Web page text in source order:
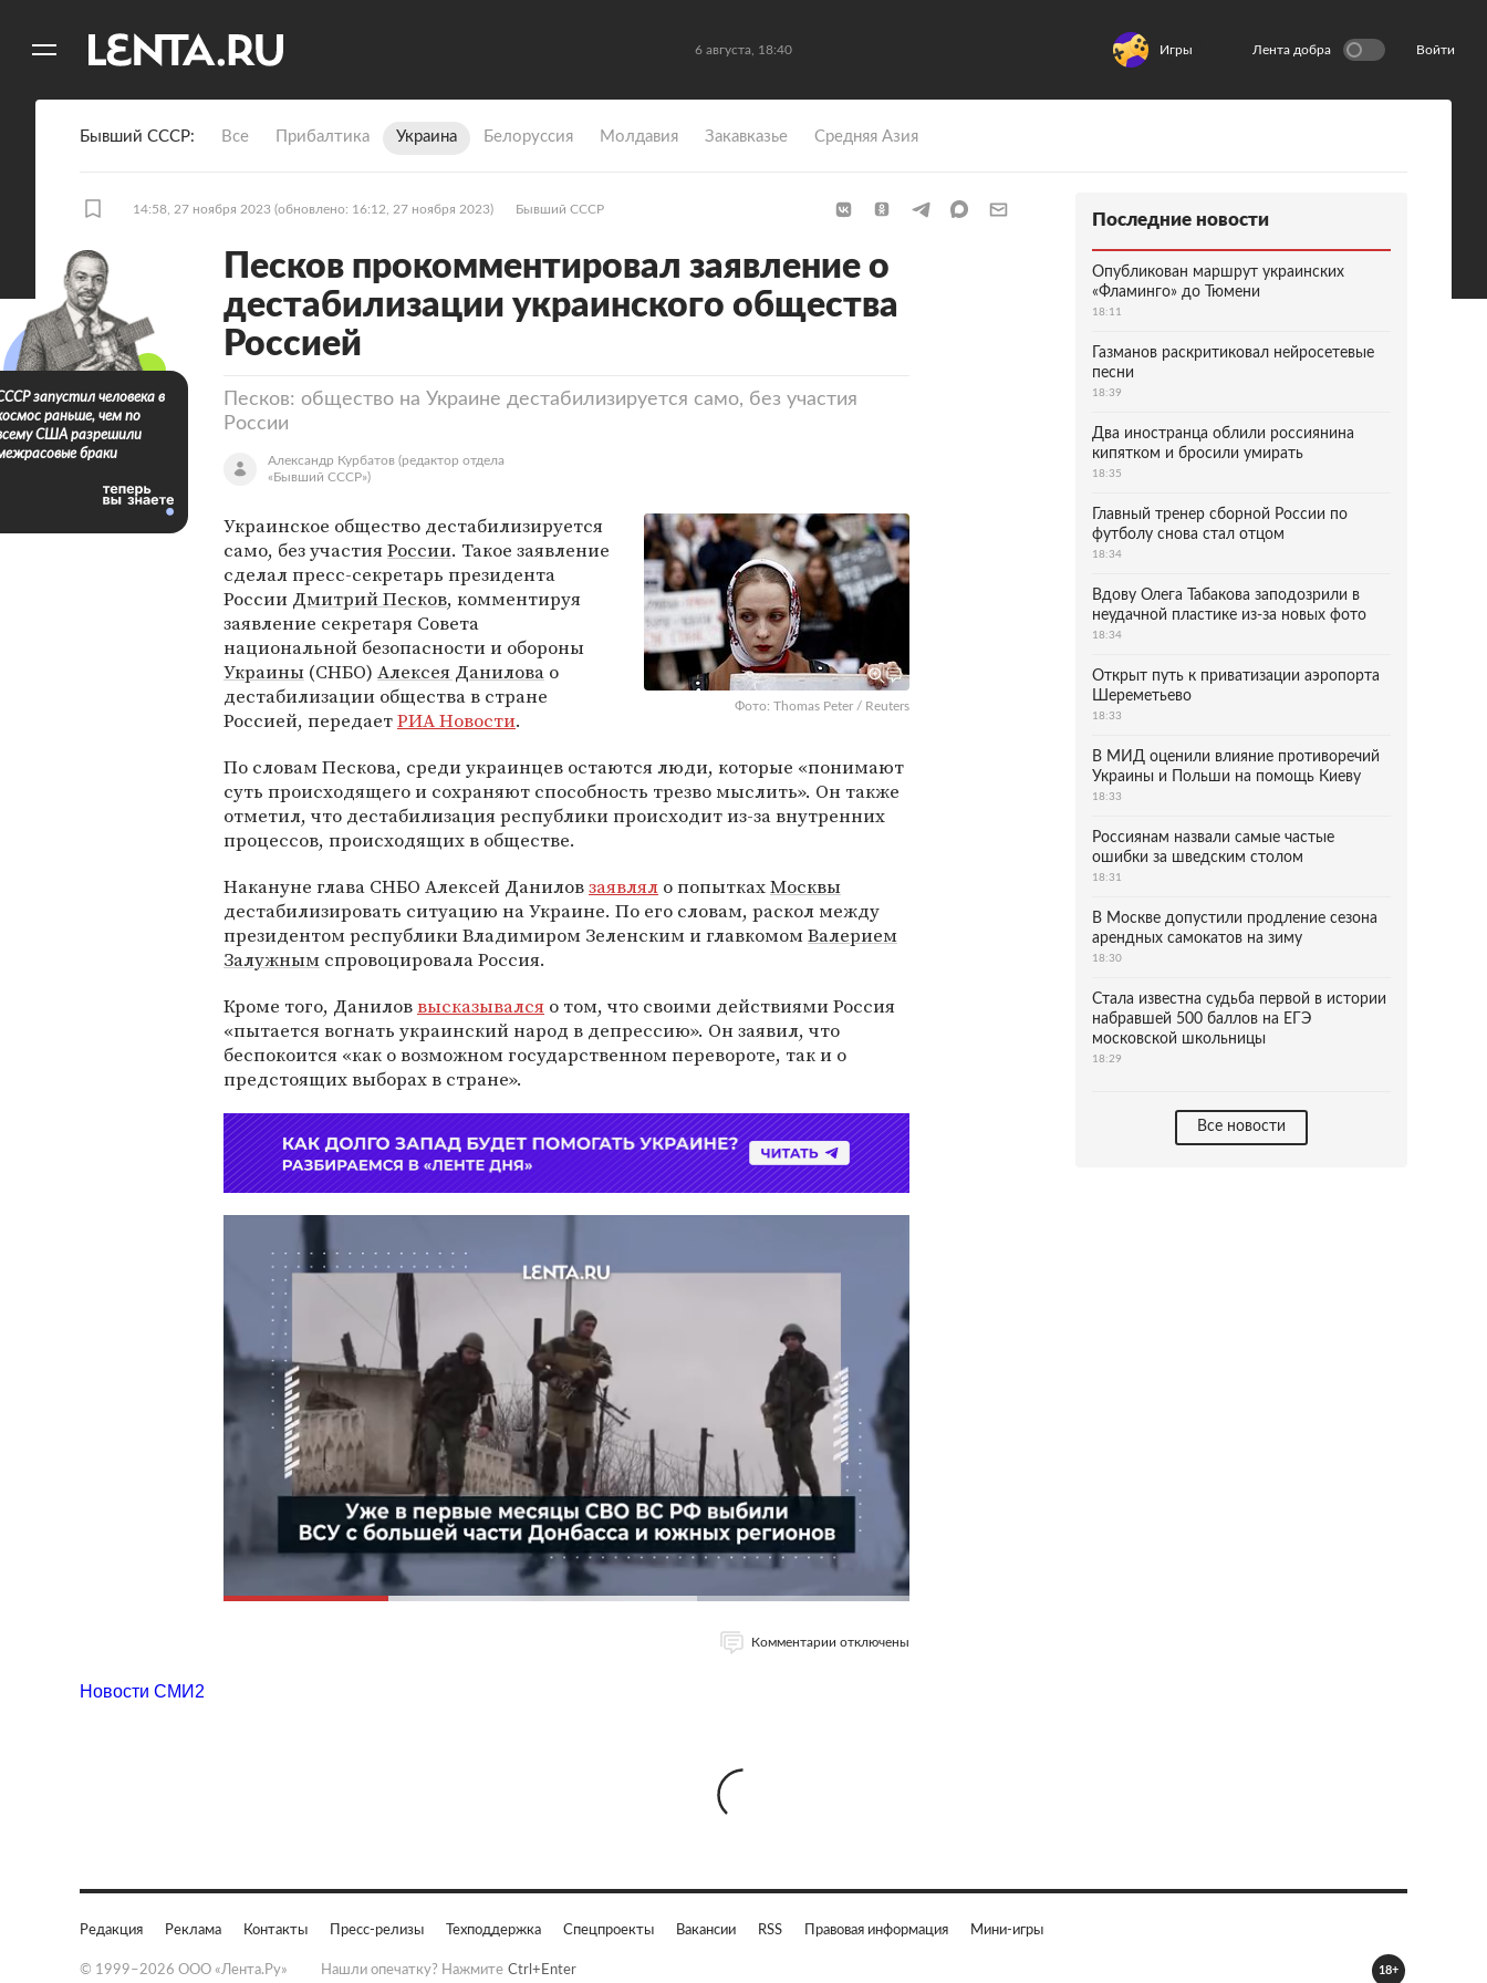
6 августа, 18:40 Игры Лента добра Войти
Бывший СССР Все Прибалтика Украина Белоруссия Молдавия Закавказье Средняя Азия
14:58, 27 ноября 2023 (обновлено: 16:12, 27 ноября 2023) Бывший СССР
Песков прокомментировал заявление о
дестабилизации украинского общества
Россией
Песков: общество на Украине дестабилизируется само, без участия
России
Александр Курбатов (редактор отдела
«Бывший СССР»)
Фото: Thomas Peter / Reuters
Украинское общество дестабилизируется
само, без участияРоссии. Такое заявление
сделал пресс-секретарь президента
России Дмитрий Песков, комментируя
заявление секретаря Совета
национальной безопасности и обороны
Украины (СНБО) Алексея Данилова о
дестабилизации общества в стране
Россией, передаетРИА Новости.
По словам Пескова, среди украинцев остаются люди, которые «понимают
суть происходящего и сохраняют способность трезво мыслить». Он также
отметил, что дестабилизация республики происходит из-за внутренних
процессов, происходящих в обществе.
Накануне глава СНБО Алексей Даниловзаявлял о попыткахМосквы
дестабилизировать ситуацию на Украине. По его словам, раскол между
президентом республики Владимиром Зеленским и главкомомВалерием
Залужным спровоцировала Россия.
Кроме того, Даниловвысказывался о том, что своими действиями Россия
«пытается вогнать украинский народ в депрессию». Он заявил, что
беспокоится «как о возможном государственном перевороте, так и о
предстоящих выборах в стране».
Комментарии отключены
запустил человека в
раньше, чем по
США разрешили
браки
Последние новости
Опубликован маршрут украинских
«Фламинго» до Тюмени
18:11
Газманов раскритиковал нейросетевые
песни
18:39
Два иностранца облили россиянина
кипятком и бросили умирать
18:35
Главный тренер сборной России по
футболу снова стал отцом
18:34
Вдову Олега Табакова заподозрили в
неудачной пластике из-за новых фото
18:34
Открыт путь к приватизации аэропорта
Шереметьево
18:33
В МИД оценили влияние противоречий
Украины и Польши на помощь Киеву
18:33
Россиянам назвали самые частые
ошибки за шведским столом
18:31
В Москве допустили продление сезона
арендных самокатов на зиму
18:30
Стала известна судьба первой в истории
набравшей 500 баллов на ЕГЭ
московской школьницы
18:29
Все новости
Новости СМИ2
Редакция Реклама Контакты Пресс-релизы Техподдержка Спецпроекты Вакансии RSS Правовая информация Мини-игры
© 1999–2026 ООО «Лента.Ру» Нашли опечатку? Нажмите Ctrl+Enter 18+